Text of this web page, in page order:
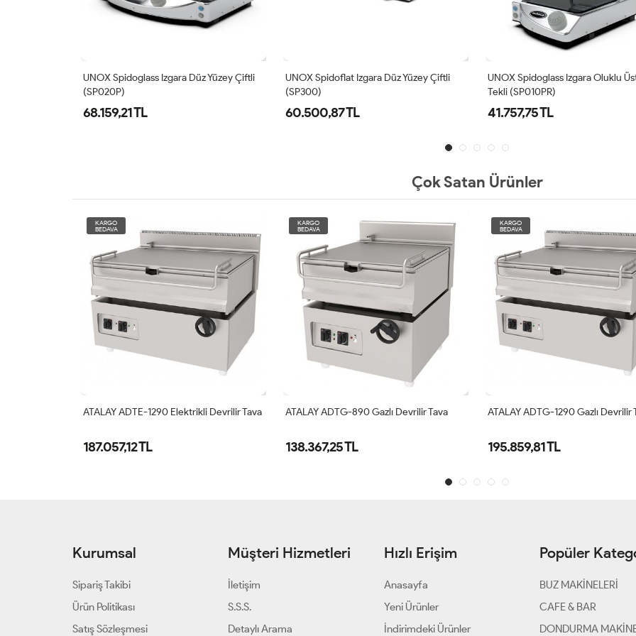
UNOX Spidoglass Izgara Düz Yüzey Çiftli
(SP020P)
68.159,21 TL
UNOX Spidoflat Izgara Düz Yüzey Çiftli
(SP300)
60.500,87 TL
UNOX Spidoglass Izgara Oluklu
Tekli (SP010PR)
41.757,75 TL
Çok Satan Ürünler
KARGO
BEDAVA
ATALAY ADTE-1290 Elektrikli Devrilir Tava
187.057,12 TL
KARGO
BEDAVA
ATALAY ADTG-890 Gazlı Devrilir Tava
138.367,25 TL
KARGO
BEDAVA
ATALAY ADTG-1290 Gazlı Devrilir
195.859,81 TL
Kurumsal
Sipariş Takibi
Ürün Politikası
Satış Sözleşmesi
Müşteri Hizmetleri
İletişim
S.S.S.
Detaylı Arama
Hızlı Erişim
Anasayfa
Yeni Ürünler
İndirimdeki Ürünler
Popüler
BUZ MAKİNELERİ
CAFE & BAR
DONDURMA